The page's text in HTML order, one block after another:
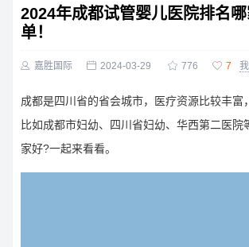
2024年成都试管婴儿医院排名
单！
 嘉胜国际  2024-03-29  776  7
成都是四川省的省会城市，医疗资源比较丰
比如成都市妇幼、四川省妇幼、华西第二医
家好?一起来看看。